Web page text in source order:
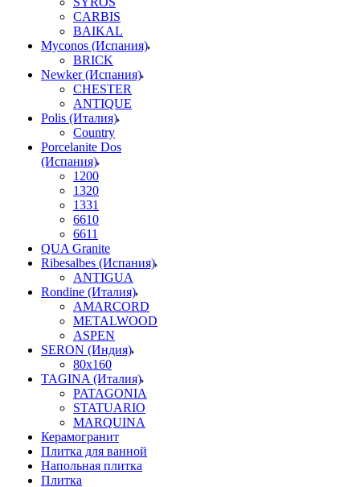
CARBIS
BAIKAL
Myconos (Испания)
BRICK
Newker (Испания)
CHESTER
ANTIQUE
Polis (Италия)
Country
Porcelanite Dos
(Испания)
1200
1320
1331
6610
6611
QUA Granite
Ribesalbes (Испания)
ANTIGUA
Rondine (Италия)
AMARCORD
METALWOOD
ASPEN
SERON (Индия)
80x160
TAGINA (Италия)
PATAGONIA
STATUARIO
MARQUINA
Керамогранит
Плитка для ванной
Напольная плитка
Плитка